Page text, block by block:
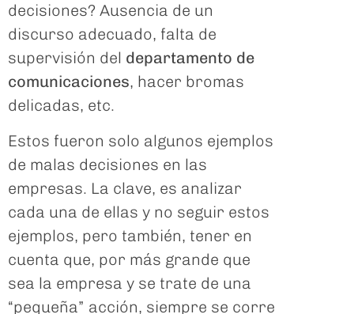
decisiones? Ausencia de un
discurso adecuado, falta de
supervisión del departamento de
comunicaciones, hacer bromas
delicadas, etc.
Estos fueron solo algunos ejemplos
de malas decisiones en las
empresas. La clave, es analizar
cada una de ellas y no seguir estos
ejemplos, pero también, tener en
cuenta que, por más grande que
sea la empresa y se trate de una
“pequeña” acción, siempre se corre